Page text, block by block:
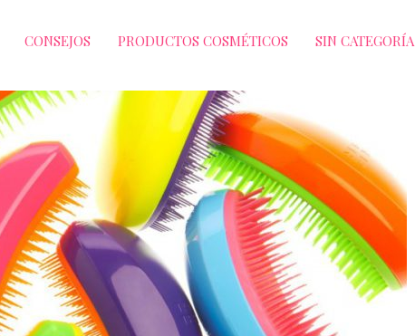
CONSEJOS PRODUCTOS COSMÉTICOS SIN CATEGORÍA